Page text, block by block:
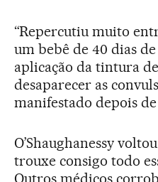
“Repercutiu muito
um bebê de 40 dias
aplicação da tintura de
desaparecer as
manifestado depois de
O’Shaughanessy
trouxe consigo todo
Outros médicos